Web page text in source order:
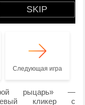
Следующая игра
рыцарь» —
кликер с